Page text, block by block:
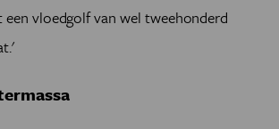
vloedgolf van wel tweehonderd